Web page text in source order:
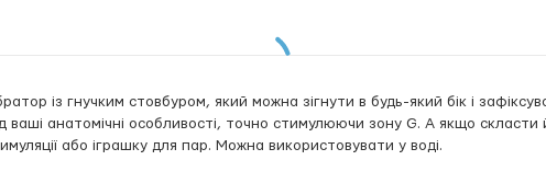
із гнучким стовбуром, який можна зігнути в будь-який бік і
ваші анатомічні особливості, точно стимулюючи зону G. А якщо
або іграшку для пар. Можна використовувати у воді.